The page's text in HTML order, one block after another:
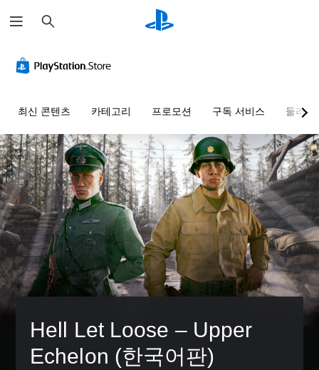
색
최신 콘텐츠 카테고리 프로모션 구독 서비스 둘러보
Hell Let Loose – Upper
Echelon (한국어판)